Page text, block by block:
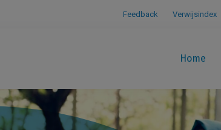
Feedback Verwijsindex
Home